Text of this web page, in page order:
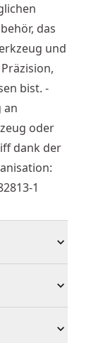
das
und
bist. -
an
oder
dank der
1
oder